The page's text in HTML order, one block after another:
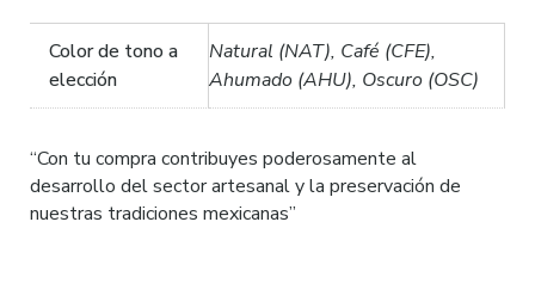
Color de tono a
elección
Natural (NAT), Café (CFE),
Ahumado (AHU), Oscuro (OSC)
“Con tu compra contribuyes poderosamente al
desarrollo del sector artesanal y la preservación de
nuestras tradiciones mexicanas”